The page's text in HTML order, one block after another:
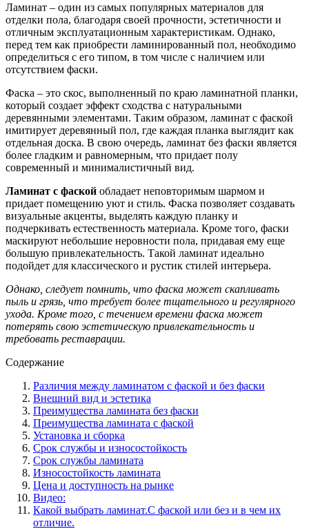
Ламинат – один из самых популярных материалов для
отделки пола, благодаря своей прочности, эстетичности и
отличным эксплуатационным характеристикам. Однако,
перед тем как приобрести ламинированный пол, необходимо
определиться с его типом, в том числе с наличием или
отсутствием фаски.
Фаска – это скос, выполненный по краю ламинатной планки,
который создает эффект сходства с натуральными
деревянными элементами. Таким образом, ламинат с фаской
имитирует деревянный пол, где каждая планка выглядит как
отдельная доска. В свою очередь, ламинат без фаски является
более гладким и равномерным, что придает полу
современный и минималистичный вид.
Ламинат с фаской обладает неповторимым шармом и
придает помещению уют и стиль. Фаска позволяет создавать
визуальные акценты, выделять каждую планку и
подчеркивать естественность материала. Кроме того, фаски
маскируют небольшие неровности пола, придавая ему еще
большую привлекательность. Такой ламинат идеально
подойдет для классического и рустик стилей интерьера.
Однако, следует помнить, что фаска может скапливать
пыль и грязь, что требует более тщательного и регулярного
ухода. Кроме того, с течением времени фаска может
потерять свою эстетическую привлекательность и
требовать реставрации.
Содержание
Различия между ламинатом с фаской и без фаски
Внешний вид и эстетика
Преимущества ламината без фаски
Преимущества ламината с фаской
Установка и сборка
Срок службы и износостойкость
Срок службы ламината
Износостойкость ламината
Цена и доступность на рынке
Видео:
Какой выбрать ламинат.С фаской или без и в чем их
отличие.